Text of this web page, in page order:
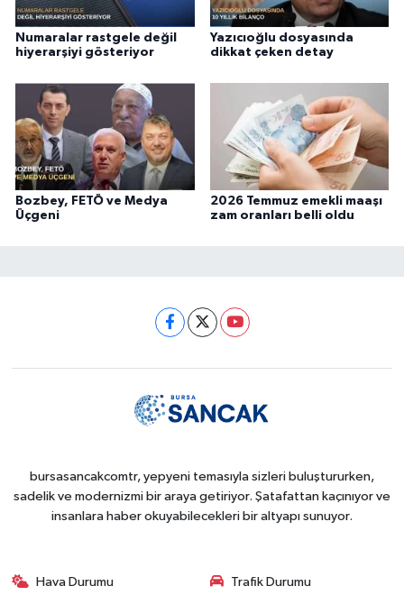
Numaralar rastgele değil
hiyerarşiyi gösteriyor
Yazıcıoğlu dosyasında
dikkat çeken detay
Bozbey, FETÖ ve Medya
Üçgeni
2026 Temmuz emekli maaşı
zam oranları belli oldu
bursasancakcomtr, yepyeni temasıyla sizleri buluştururken,
sadelik ve modernizmi bir araya getiriyor. Şatafattan kaçınıyor ve
insanlara haber okuyabilecekleri bir altyapı sunuyor.
Hava Durumu Trafik Durumu